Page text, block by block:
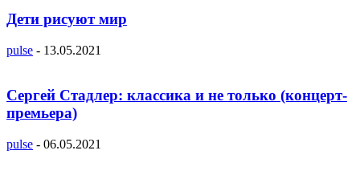
Дети рисуют мир
pulse - 13.05.2021
Сергей Стадлер: классика и не только (концерт-
премьера)
pulse - 06.05.2021